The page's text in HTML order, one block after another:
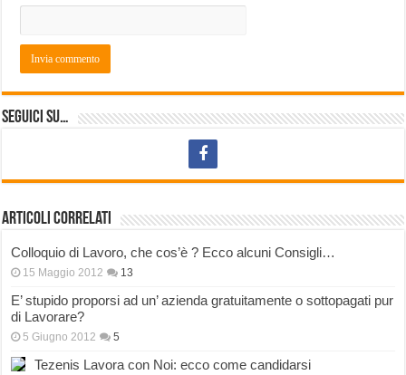
Seguici su…
Articoli correlati
Colloquio di Lavoro, che cos’è ? Ecco alcuni Consigli…
15 Maggio 2012 13
E’ stupido proporsi ad un’ azienda gratuitamente o sottopagati pur
di Lavorare?
5 Giugno 2012 5
Tezenis Lavora con Noi: ecco come candidarsi